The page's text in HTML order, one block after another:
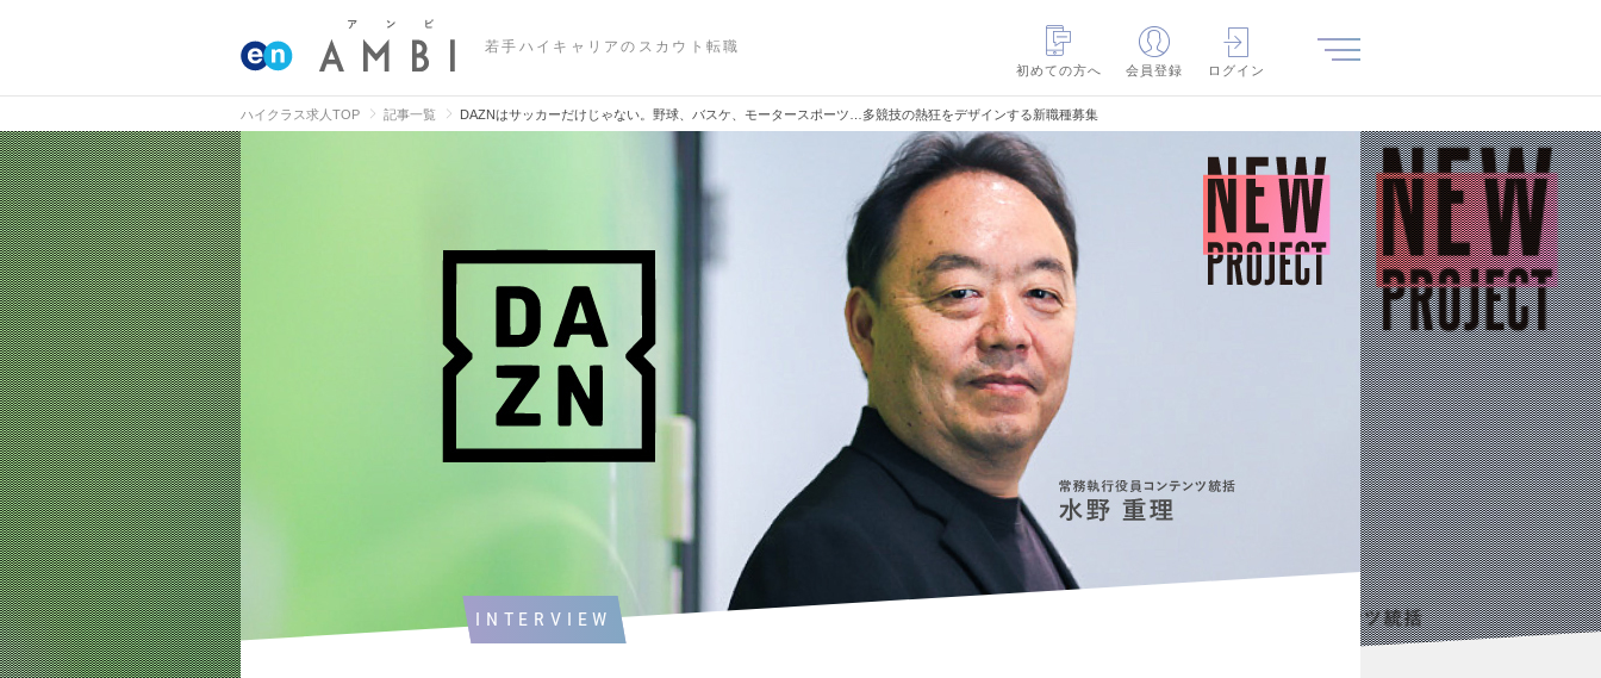
若手ハイキャリアのスカウト転職
初めての方へ
会員登録 ログイン
ハイクラス求人TOP 記事一覧 DAZNはサッカーだけじゃない。野球、バスケ、モータースポーツ…多競技の熱狂をデザインする新職種募集
INTERVIEW